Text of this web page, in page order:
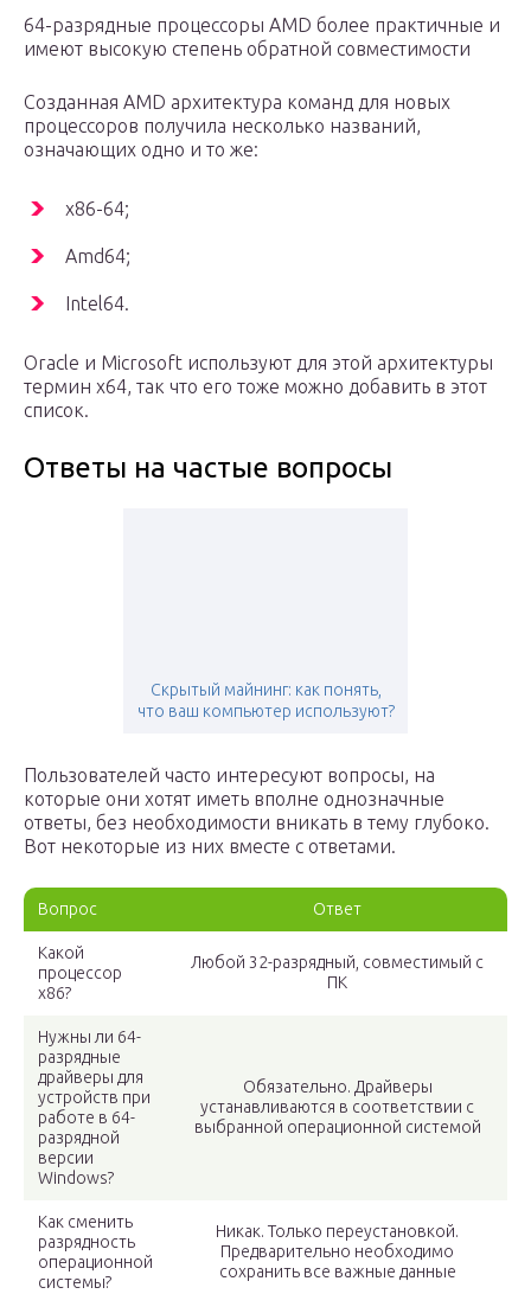
64-разрядные процессоры AMD более практичные и
имеют высокую степень обратной совместимости
Созданная AMD архитектура команд для новых
процессоров получила несколько названий,
означающих одно и то же:
x86-64;
Amd64;
Intel64.
Oracle и Microsoft используют для этой архитектуры
термин x64, так что его тоже можно добавить в этот
список.
Ответы на частые вопросы
Скрытый майнинг: как понять,
что ваш компьютер используют?
Пользователей часто интересуют вопросы, на
которые они хотят иметь вполне однозначные
ответы, без необходимости вникать в тему глубоко.
Вот некоторые из них вместе с ответами.
Вопрос Ответ
Какой
процессор
x86?
Любой 32-разрядный, совместимый с
ПК
Нужны ли 64-
разрядные
драйверы для
устройств при
работе в 64-
разрядной
версии
Windows?
Обязательно. Драйверы
устанавливаются в соответствии с
выбранной операционной системой
Как сменить
разрядность
операционной
системы?
Никак. Только переустановкой.
Предварительно необходимо
сохранить все важные данные